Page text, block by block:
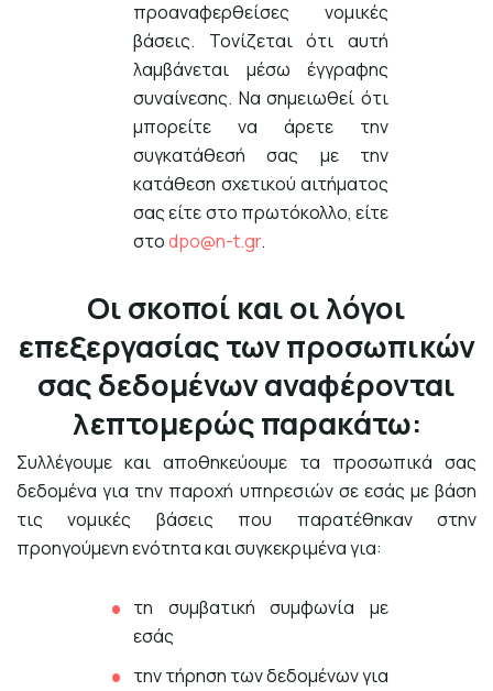
προαναφερθείσες νομικές
βάσεις. Τονίζεται ότι αυτή
λαμβάνεται μέσω έγγραφης
συναίνεσης. Να σημειωθεί ότι
μπορείτε να άρετε την
συγκατάθεσή σας με την
κατάθεση σχετικού αιτήματος
σας είτε στο πρωτόκολλο, είτε
στοdpo@n-t.gr.
Οι σκοποί και οι λόγοι
επεξεργασίας των προσωπικών
σας δεδομένων αναφέρονται
λεπτομερώς παρακάτω:
Συλλέγουμε και αποθηκεύουμε τα προσωπικά σας
δεδομένα για την παροχή υπηρεσιών σε εσάς με βάση
τις νομικές βάσεις που παρατέθηκαν στην
προηγούμενη ενότητα και συγκεκριμένα για:
τη συμβατική συμφωνία με
εσάς
την τήρηση των δεδομένων για